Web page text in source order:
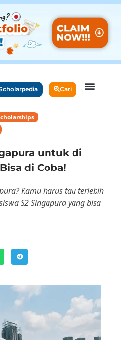
Cari
untuk di
di Coba!
Kamu harus tau terlebih
S2 Singapura yang bisa